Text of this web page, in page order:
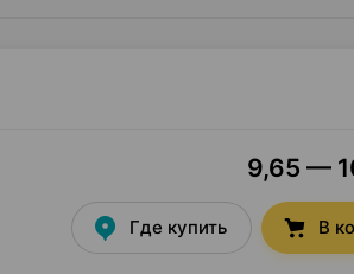
9,65 —
Где купить В